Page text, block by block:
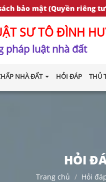
bảo mật (Quyền riêng
SƯ TÔ ĐÌNH
pháp luật nhà đất
NHÀ ĐẤT HỎI ĐÁP THỦ
HỎI
Trang chủ Hỏi